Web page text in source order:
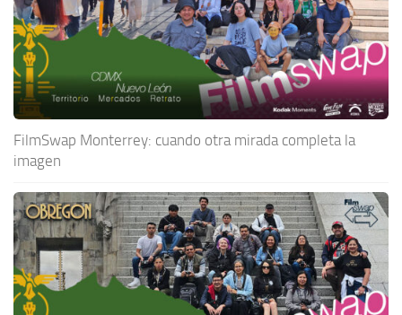
FilmSwap Monterrey: cuando otra mirada completa la
imagen